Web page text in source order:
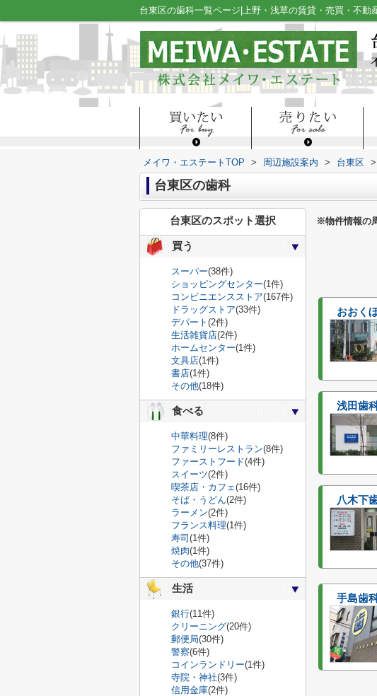
台東区の歯科一覧ページ|上野・浅草の賃貸・売買・不動
メイワ・エステートTOP > 周辺施設案内 > 台東区 >
台東区の歯科
※物件情報の
おおく
浅田歯
八木下
手島歯
台東区のスポット選択
買う
スーパー(38件)
ショッピングセンター(1件)
コンビニエンスストア(167件)
ドラッグストア(33件)
デパート (2件)
生活雑貨店(2件)
ホームセンター(1件)
文具店(1件)
書店(1件)
その他(18件)
食べる
中華料理(8件)
ファミリーレストラン(8件)
ファーストフード(4件)
スイーツ(2件)
喫茶店・カフェ(16件)
そば・うどん(2件)
ラーメン(2件)
フランス料理(1件)
寿司 (1件)
焼肉(1件)
その他(37件)
生活
銀行(11件)
クリーニング(20件)
郵便局(30件)
警察(6件)
コインランドリー(1件)
寺院・神社(3件)
信用金庫(2件)